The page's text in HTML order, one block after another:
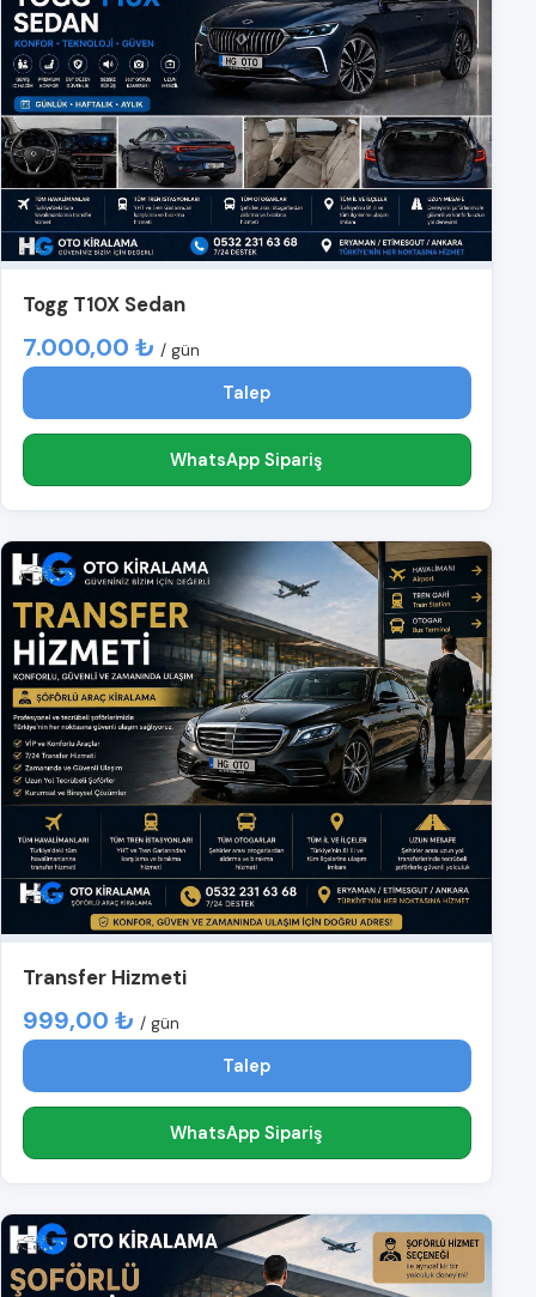
Togg T10X Sedan
7.000,00 ₺ / gün
Talep
WhatsApp Sipariş
Transfer Hizmeti
999,00 ₺ / gün
Talep
WhatsApp Sipariş